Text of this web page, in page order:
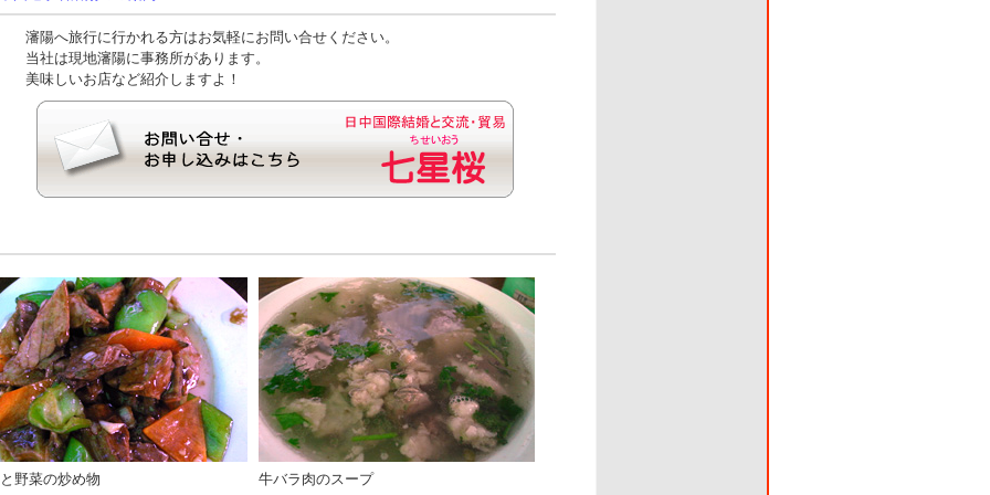
瀋陽へ旅行に行かれる方はお気軽にお問い合せください。
当社は現地瀋陽に事務所があります。
美味しいお店など紹介しますよ！
野菜の炒め物 牛バラ肉のスープ